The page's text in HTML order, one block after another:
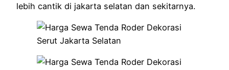
lebih cantik di jakarta selatan dan sekitarnya.